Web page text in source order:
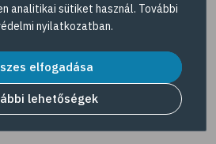
analitikai sütiket használ. További
nyilatkozatban.
elfogadása
lehetőségek